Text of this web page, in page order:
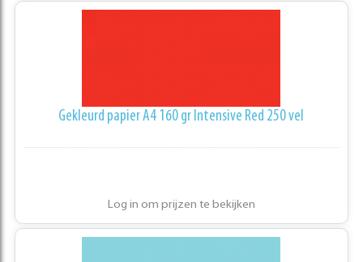
Gekleurd papier A4 160 gr Intensive Red 250 vel
Log in om prijzen te bekijken